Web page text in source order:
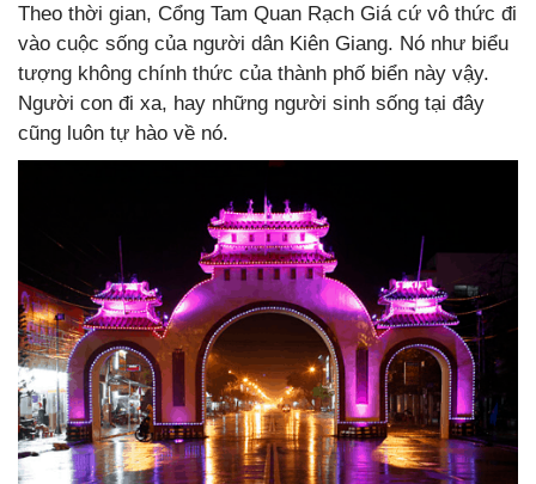
Theo thời gian, Cổng Tam Quan Rạch Giá cứ vô thức đi
vào cuộc sống của người dân Kiên Giang. Nó như biểu
tượng không chính thức của thành phố biển này vậy.
Người con đi xa, hay những người sinh sống tại đây
cũng luôn tự hào về nó.